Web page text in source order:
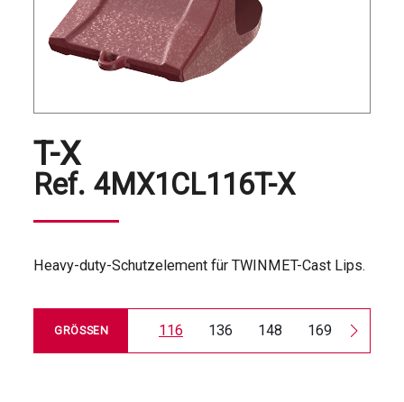
T-X
Ref. 4MX1CL116T-X
Heavy-duty-Schutzelement für TWINMET-Cast Lips.
GRÖSSEN 116 136 148 169 185